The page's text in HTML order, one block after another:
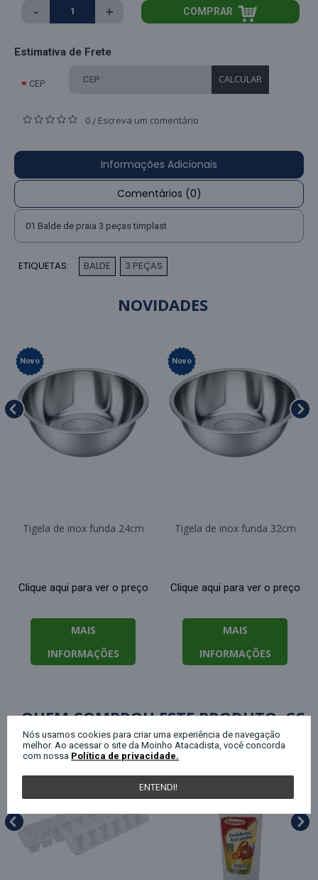
- + COMPRAR
Estimativa de Frete
CEP CALCULAR
0 / Escreva um comentário
Informações Adicionais
Comentários (0)
01 Balde de praia 3 peças timplast
ETIQUETAS: BALDE 3 PEÇAS
NOVIDADES
Novo
Tigela de inox funda 24cm
Clique aqui para ver o preço
MAIS
INFORMAÇÕES
Novo
Tigela de inox funda 32cm
Clique aqui para ver o preço
MAIS
INFORMAÇÕES
QUEM COMPROU ESTE PRODUTO,
Nós usamos cookies para criar uma experiência de navegação
melhor. Ao acessar o site da Moinho Atacadista, você concorda
com nossa Política de privacidade.
ENTENDI!